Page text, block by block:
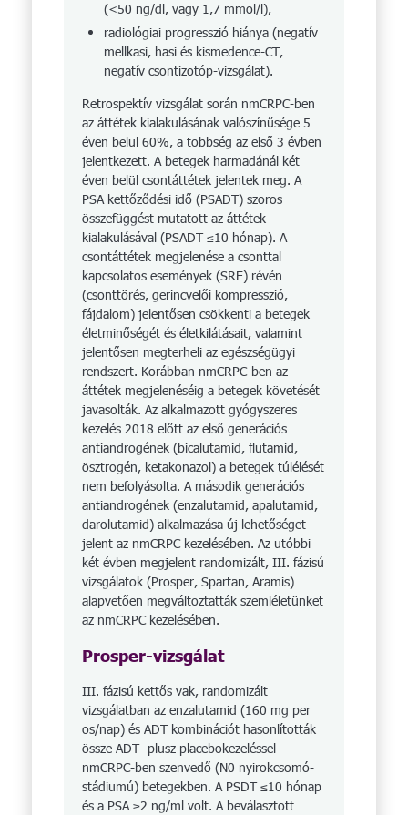
(<50 ng/dl, vagy 1,7 mmol/l),
radiológiai progresszió hiánya (negatív
mellkasi, hasi és kismedence-CT,
negatív csontizotóp-vizsgálat).
Retrospektív vizsgálat során nmCRPC-ben
az áttétek kialakulásának valószínűsége 5
éven belül 60%, a többség az első 3 évben
jelentkezett. A betegek harmadánál két
éven belül csontáttétek jelentek meg. A
PSA kettőződési idő (PSADT) szoros
összefüggést mutatott az áttétek
kialakulásával (PSADT ≤10 hónap). A
csontáttétek megjelenése a csonttal
kapcsolatos események (SRE) révén
(csonttörés, gerincvelői kompresszió,
fájdalom) jelentősen csökkenti a betegek
életminőségét és életkilátásait, valamint
jelentősen megterheli az egészségügyi
rendszert. Korábban nmCRPC-ben az
áttétek megjelenéséig a betegek követését
javasolták. Az alkalmazott gyógyszeres
kezelés 2018 előtt az első generációs
antiandrogének (bicalutamid, flutamid,
ösztrogén, ketakonazol) a betegek túlélését
nem befolyásolta. A második generációs
antiandrogének (enzalutamid, apalutamid,
darolu­tamid) alkalmazása új lehetőséget
jelent az nmCRPC kezelésében. Az utóbbi
két évben megjelent ran­domizált, III. fázisú
vizsgálatok (Prosper, Spartan, Aramis)
alapvetően megváltoztatták szemléletünket
az nmCRPC kezelésében.
Prosper-vizsgálat
III. fázisú kettős vak, randomizált
vizsgálatban az enzalutamid (160 mg per
os/nap) és ADT kombinációt hasonlították
össze ADT- plusz placeboke­zeléssel
nmCRPC-ben szenvedő (N0 nyirokcsomó-
stádiumú) betegekben. A PSDT ≤10 hónap
és a PSA ≥2 ng/ml volt. A beválasztott